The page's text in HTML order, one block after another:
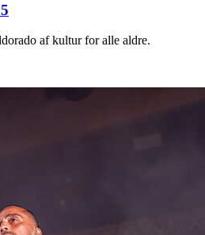
af kultur for alle aldre.